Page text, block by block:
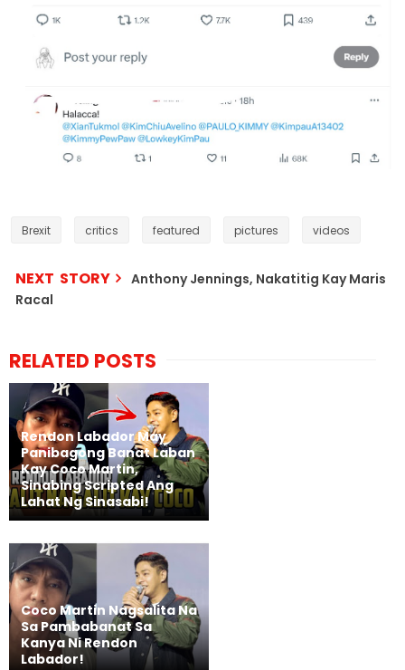
Brexit critics featured pictures videos
NEXT STORY
Anthony Jennings, Nakatitig Kay Maris
Racal
RELATED POSTS
Rendon Labador May
Panibagong Banat Laban
Kay Coco Martin,
Sinabing Scripted Ang
Lahat Ng Sinasabi!
Coco Martin Nagsalita Na
Sa Pambabanat Sa
Kanya Ni Rendon
Labador!